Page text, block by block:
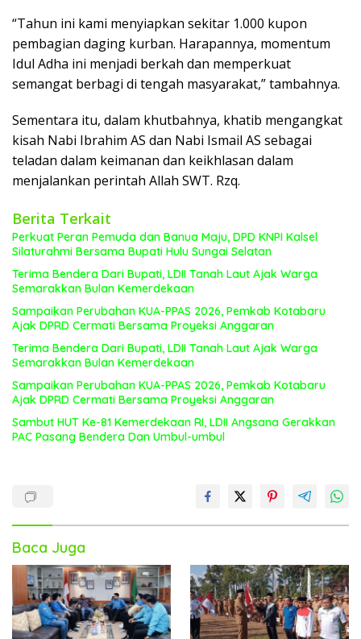
“Tahun ini kami menyiapkan sekitar 1.000 kupon
pembagian daging kurban. Harapannya, momentum
Idul Adha ini menjadi berkah dan memperkuat
semangat berbagi di tengah masyarakat,” tambahnya.
Sementara itu, dalam khutbahnya, khatib mengangkat
kisah Nabi Ibrahim AS dan Nabi Ismail AS sebagai
teladan dalam keimanan dan keikhlasan dalam
menjalankan perintah Allah SWT. Rzq.
Berita Terkait
Perkuat Peran Pemuda dan Banua Maju, DPD KNPI Kalsel
Silaturahmi Bersama Bupati Hulu Sungai Selatan
Terima Bendera Dari Bupati, LDII Tanah Laut Ajak Warga
Semarakkan Bulan Kemerdekaan
Sampaikan Perubahan KUA-PPAS 2026, Pemkab Kotabaru
Ajak DPRD Cermati Bersama Proyeksi Anggaran
Terima Bendera Dari Bupati, LDII Tanah Laut Ajak Warga
Semarakkan Bulan Kemerdekaan
Sampaikan Perubahan KUA-PPAS 2026, Pemkab Kotabaru
Ajak DPRD Cermati Bersama Proyeksi Anggaran
Sambut HUT Ke-81 Kemerdekaan RI, LDII Angsana Gerakkan
PAC Pasang Bendera Dan Umbul-umbul
Baca Juga